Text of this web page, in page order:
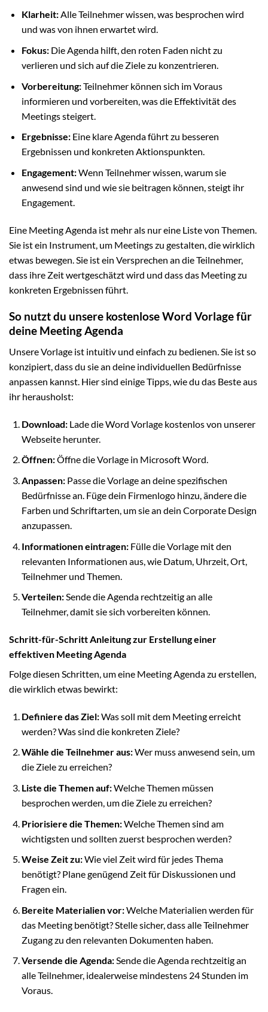
Klarheit:Alle Teilnehmer wissen, was besprochen wird
und was von ihnen erwartet wird.
Fokus:Die Agenda hilft, den roten Faden nicht zu
verlieren und sich auf die Ziele zu konzentrieren.
Vorbereitung:Teilnehmer können sich im Voraus
informieren und vorbereiten, was die Effektivität des
Meetings steigert.
Ergebnisse:Eine klare Agenda führt zu besseren
Ergebnissen und konkreten Aktionspunkten.
Engagement:Wenn Teilnehmer wissen, warum sie
anwesend sind und wie sie beitragen können, steigt ihr
Engagement.
Eine Meeting Agenda ist mehr als nur eine Liste von Themen.
Sie ist ein Instrument, um Meetings zu gestalten, die wirklich
etwas bewegen. Sie ist ein Versprechen an die Teilnehmer,
dass ihre Zeit wertgeschätzt wird und dass das Meeting zu
konkreten Ergebnissen führt.
So nutzt du unsere kostenlose Word Vorlage für
deine Meeting Agenda
Unsere Vorlage ist intuitiv und einfach zu bedienen. Sie ist so
konzipiert, dass du sie an deine individuellen Bedürfnisse
anpassen kannst. Hier sind einige Tipps, wie du das Beste aus
ihr herausholst:
Download:Lade die Word Vorlage kostenlos von unserer
Webseite herunter.
Öffnen:Öffne die Vorlage in Microsoft Word.
Anpassen:Passe die Vorlage an deine spezifischen
Bedürfnisse an. Füge dein Firmenlogo hinzu, ändere die
Farben und Schriftarten, um sie an dein Corporate Design
anzupassen.
Informationen eintragen:Fülle die Vorlage mit den
relevanten Informationen aus, wie Datum, Uhrzeit, Ort,
Teilnehmer und Themen.
Verteilen:Sende die Agenda rechtzeitig an alle
Teilnehmer, damit sie sich vorbereiten können.
Schritt-für-Schritt Anleitung zur Erstellung einer
effektiven Meeting Agenda
Folge diesen Schritten, um eine Meeting Agenda zu erstellen,
die wirklich etwas bewirkt:
Definiere das Ziel:Was soll mit dem Meeting erreicht
werden? Was sind die konkreten Ziele?
Wähle die Teilnehmer aus:Wer muss anwesend sein, um
die Ziele zu erreichen?
Liste die Themen auf:Welche Themen müssen
besprochen werden, um die Ziele zu erreichen?
Priorisiere die Themen:Welche Themen sind am
wichtigsten und sollten zuerst besprochen werden?
Weise Zeit zu:Wie viel Zeit wird für jedes Thema
benötigt? Plane genügend Zeit für Diskussionen und
Fragen ein.
Bereite Materialien vor:Welche Materialien werden für
das Meeting benötigt? Stelle sicher, dass alle Teilnehmer
Zugang zu den relevanten Dokumenten haben.
Versende die Agenda:Sende die Agenda rechtzeitig an
alle Teilnehmer, idealerweise mindestens 24 Stunden im
Voraus.